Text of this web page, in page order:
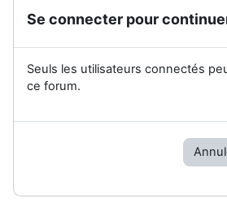
Se connecter pour
Seuls les utilisateurs connectés
ce forum.